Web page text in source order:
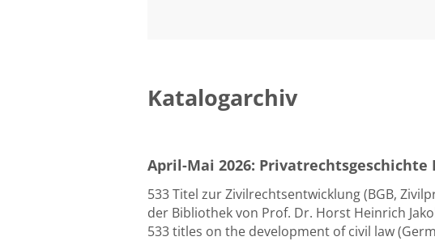
Katalogarchiv
April-Mai 2026: Privatrechtsgeschichte
533 Titel zur Zivilrechtsentwicklung (BGB,
der Bibliothek von Prof. Dr. Horst Heinrich
533 titles on the development of civil law